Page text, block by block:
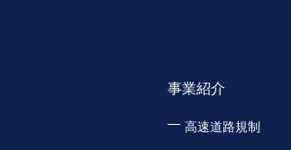
事業紹介
高速道路規制